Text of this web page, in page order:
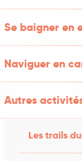
Se baigner en
Naviguer en
Autres
Les trails